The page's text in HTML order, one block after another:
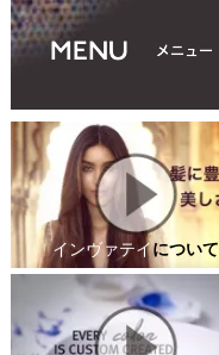
インヴァテイについて